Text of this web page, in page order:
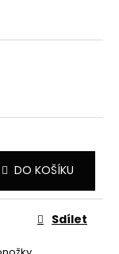
DO KOŠÍKU
Sdílet